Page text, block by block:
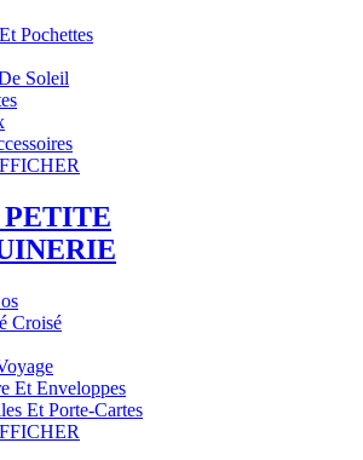
Pochettes
Soleil
PETITE
Croisé
Et Enveloppes
Et Porte-Cartes